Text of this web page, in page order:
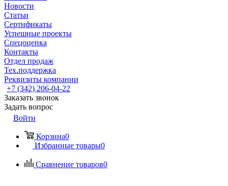
Новости
Статьи
Сертификаты
Успешные проекты
Спецоценка
Контакты
Отдел продаж
Тех.поддержка
Реквизиты компании
+7 (342) 206-04-22
Заказать звонок
Задать вопрос
Войти
Корзина0
Избранные товары0
Сравнение товаров0